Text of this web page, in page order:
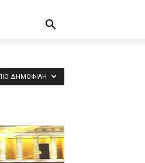
ΔΗΜΟΦΙΛΉ